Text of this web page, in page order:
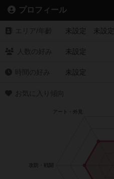
プロフィール
未設定 未設定
未設定
未設定